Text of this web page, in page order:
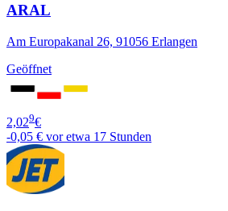
ARAL
Am Europakanal 26, 91056 Erlangen
Geöffnet
2,029€
-0,05 € vor etwa 17 Stunden